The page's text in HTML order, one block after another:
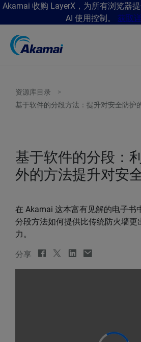
Akamai 收购 LayerX，为所有浏览器
AI 使用控制。 获取
资源库目录
基于软件的分段方法：提升对安全防护
基于软件的分段：
外的方法提升对安
在 Akamai 这本富有见解的电子书
分段方法如何提供比传统防火墙更
力。
分享